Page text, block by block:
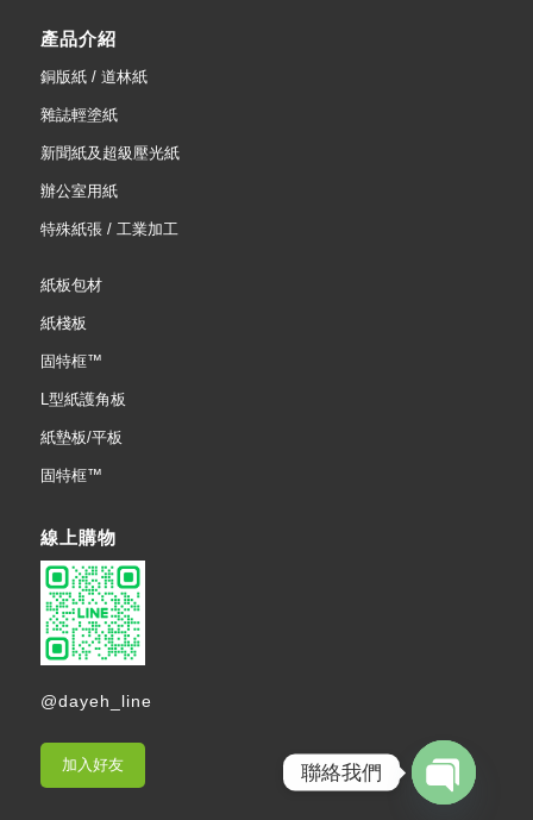
產品介紹
銅版紙 / 道林紙
雜誌輕塗紙
新聞紙及超級壓光紙
辦公室用紙
特殊紙張 / 工業加工
紙板包材
紙棧板
固特框™
L型紙護角板
紙墊板/平板
固特框™
線上購物
@dayeh_line
加入好友 聯絡我們